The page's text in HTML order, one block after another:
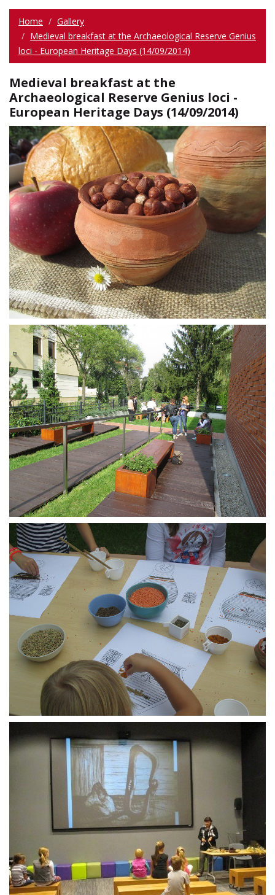
Home
Gallery
Medieval breakfast at the Archaeological Reserve Genius
loci - European Heritage Days (14/09/2014)
Medieval breakfast at the
Archaeological Reserve Genius loci -
European Heritage Days (14/09/2014)